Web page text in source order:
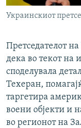
Украинскиот
Претседателот
дека во текот на
споделувала
Техеран,
таргетира
воени објекти и
во регионот на